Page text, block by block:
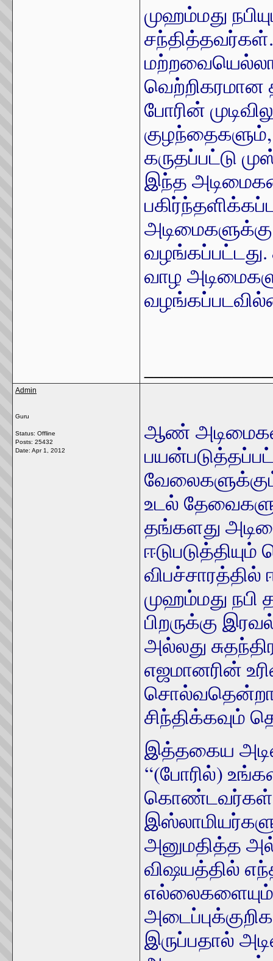
முஹம்மது
வெற்றிகரமான
போரின்
கருதப்பட்டு
இந்த
வாழ
Admin
Guru
Status: Offline
Posts: 25432
Date: Apr 1, 2012
ஆண் அடிமைகள்
உடல்
தங்களது
விபச்சாரத்தில்
முஹம்மது
பிறருக்கு
அல்லது
எஜமானரின்
சிந்திக்கவும்
இத்தகைய
“(போரில்)
கொண்டவர்கள்”
அனுமதித்த
விஷயத்தில்
இருப்பதால்